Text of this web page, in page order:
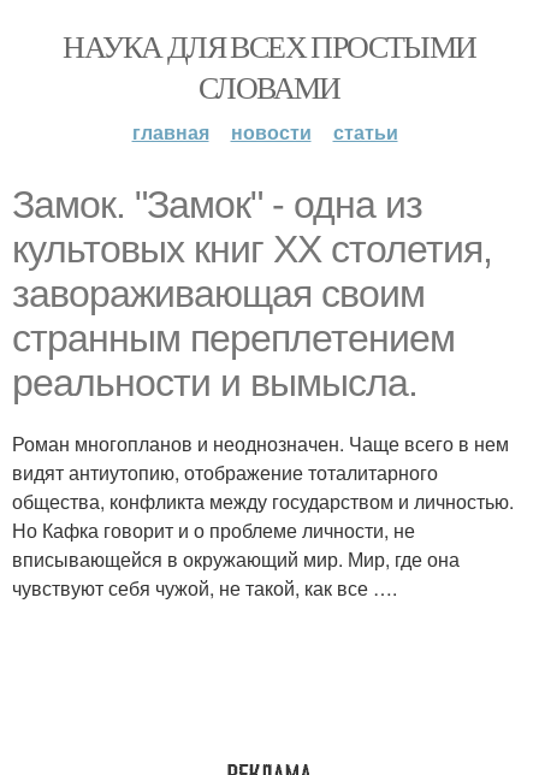
НАУКА ДЛЯ ВСЕХ ПРОСТЫМИ
СЛОВАМИ
главная новости статьи
Замок. "Замок" - одна из
культовых книг XX столетия,
завораживающая своим
странным переплетением
реальности и вымысла.
Роман многопланов и неоднозначен. Чаще всего в нем
видят антиутопию, отображение тоталитарного
общества, конфликта между государством и личностью.
Но Кафка говорит и о проблеме личности, не
вписывающейся в окружающий мир. Мир, где она
чувствуют себя чужой, не такой, как все ….